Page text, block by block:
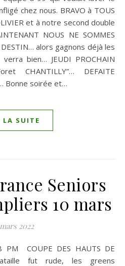
chez nous. BRAVO à TOUS
et à notre second double
NOUS NE SOMMES
alors gagnons déjà les
bien… JEUDI PROCHAIN
CHANTILLY”… DEFAITE
Bonne soirée et…
LA SUITE
Seniors
10 mars
2022
Bataille fut rude, les greens